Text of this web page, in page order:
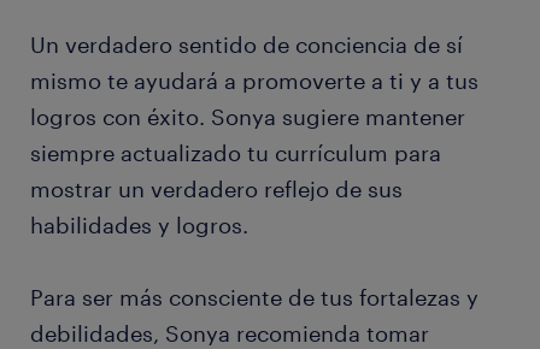
Un verdadero sentido de conciencia de sí
mismo te ayudará a promoverte a ti y a tus
logros con éxito. Sonya sugiere mantener
siempre actualizado tu currículum para
mostrar un verdadero reflejo de sus
habilidades y logros.
Para ser más consciente de tus fortalezas y
debilidades, Sonya recomienda tomar